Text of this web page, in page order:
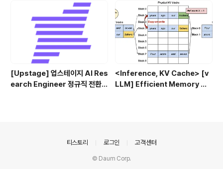
[Upstage] 업스테이지 AI Res
earch Engineer 정규직 전환
<Inference, KV Cache> [v
LLM] Efficient Memory Ma
티스토리 로그인 고객센터
© Daum Corp.